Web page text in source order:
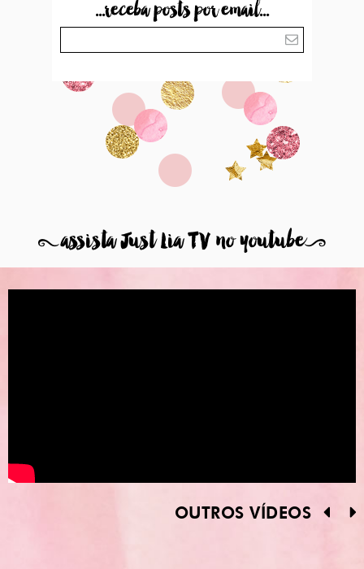
...receba posts por email...
8assista Just Lia TV no youtube9
OUTROS VÍDEOS